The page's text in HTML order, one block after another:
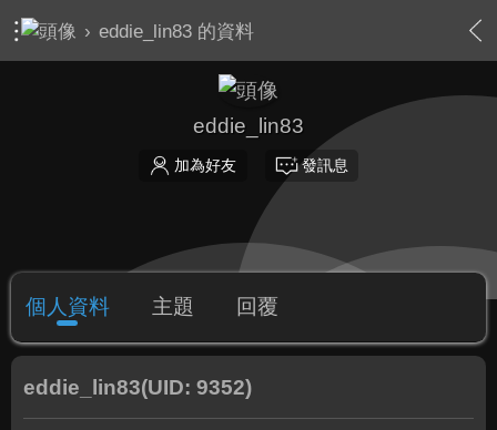
› eddie_lin83 的資料
eddie_lin83
加為好友 發訊息
個人資料 主題 回覆
eddie_lin83(UID: 9352)